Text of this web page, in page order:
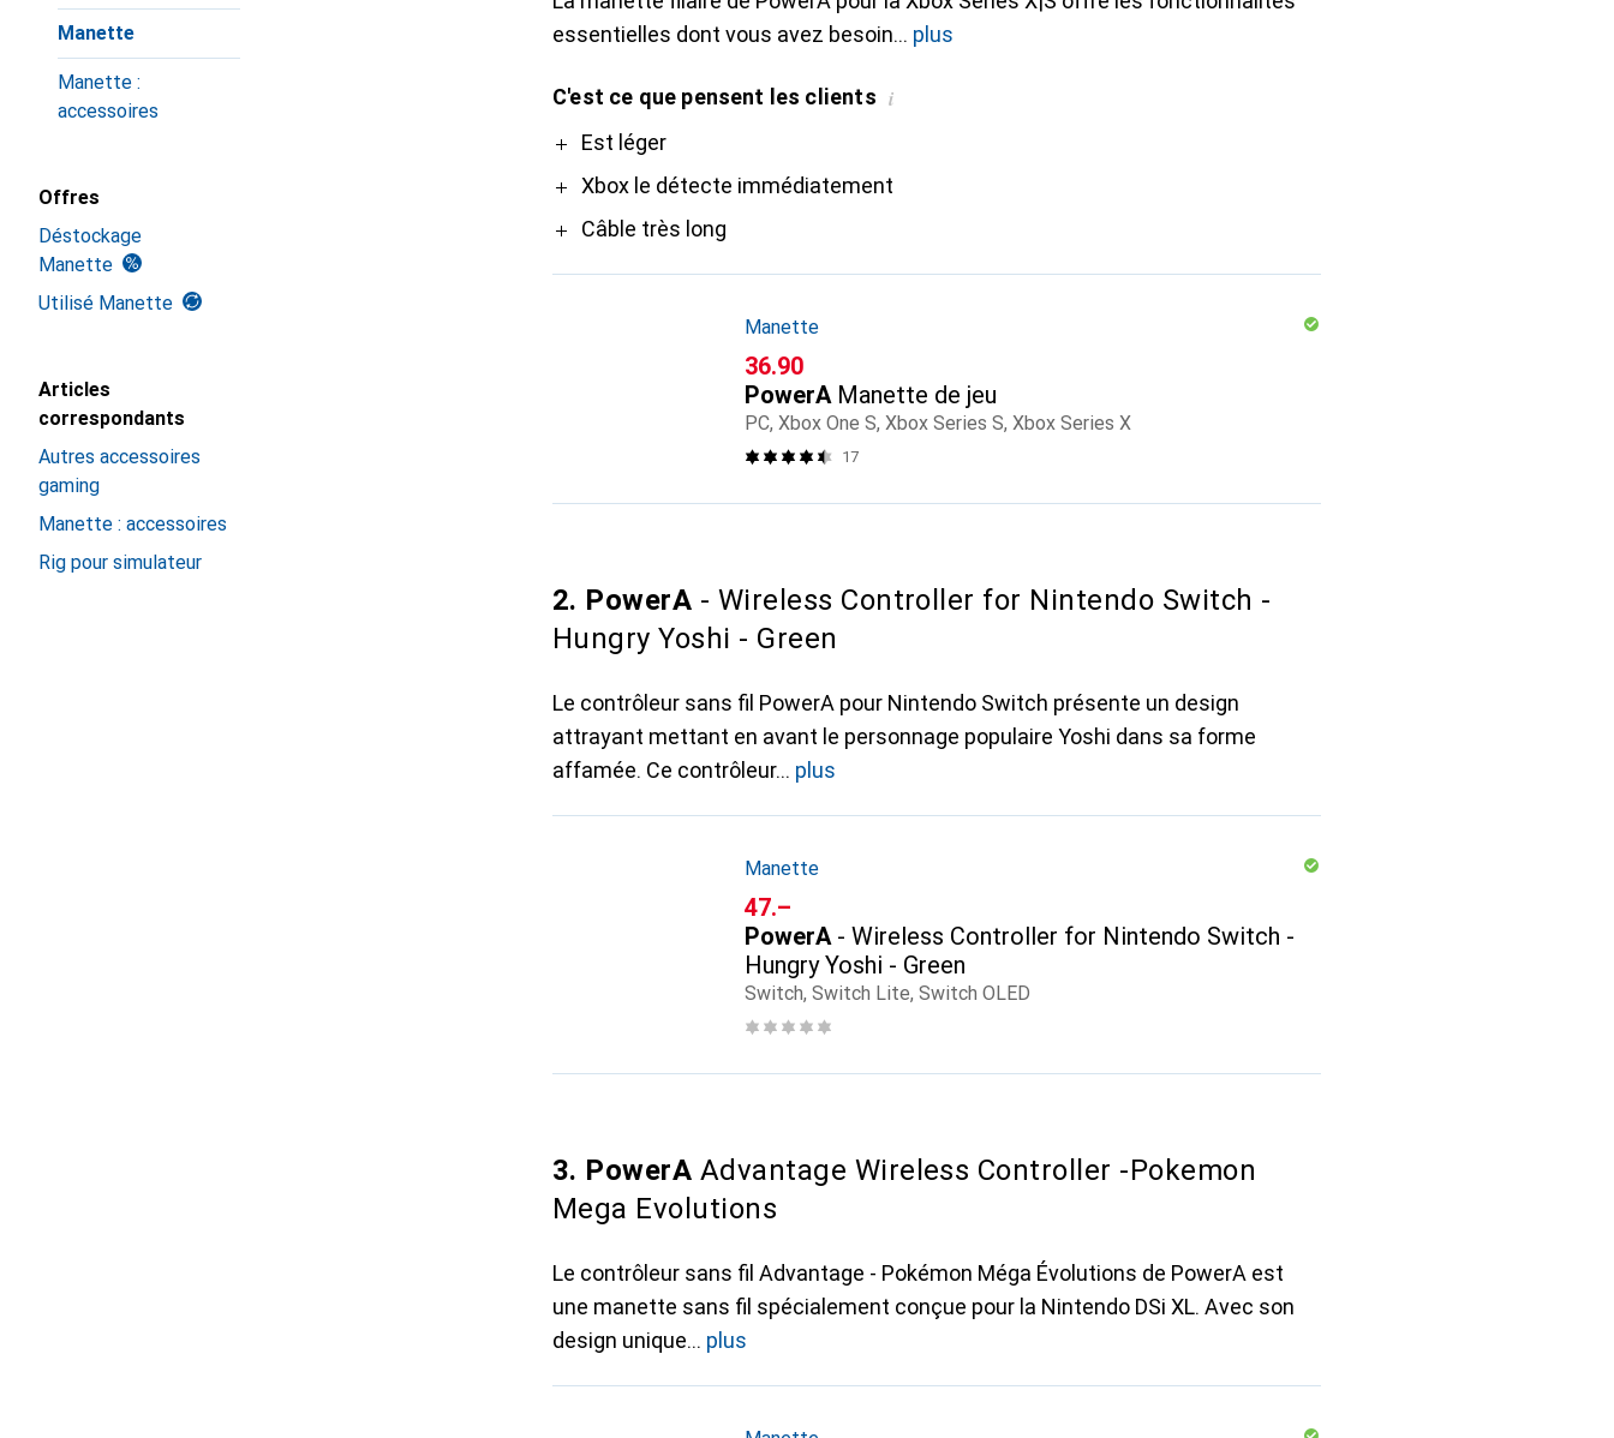
Manette
Manette :
accessoires
Offres
Déstockage
Manette
Utilisé Manette
Articles
correspondants
Autres accessoires
gaming
Manette : accessoires
Rig pour simulateur
essentielles dont vous avez besoin
plus
C'est ce que pensent les clients i
ProEst léger
Xbox le détecte immédiatement
Câble très long
Manette
CHF
36.90
PowerA Manette de jeu
PC, Xbox One S, Xbox Series S, Xbox Series X
17
2. PowerA - Wireless Controller for Nintendo Switch -
Hungry Yoshi - Green
Le contrôleur sans fil PowerA pour Nintendo Switch présente un design
attrayant mettant en avant le personnage populaire Yoshi dans sa forme
affamée. Ce contrôleur
plus
Manette
CHF
47.–
PowerA - Wireless Controller for Nintendo Switch -
Hungry Yoshi - Green
Switch, Switch Lite, Switch OLED
3. PowerA Advantage Wireless Controller -Pokemon
Mega Evolutions
Le contrôleur sans fil Advantage - Pokémon Méga Évolutions de PowerA est
une manette sans fil spécialement conçue pour la Nintendo DSi XL. Avec son
design unique
plus